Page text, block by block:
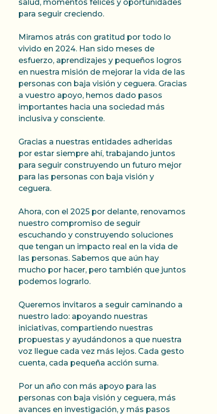
salud, momentos felices y oportunidades
para seguir creciendo.
Miramos atrás con gratitud por todo lo
vivido en 2024. Han sido meses de
esfuerzo, aprendizajes y pequeños logros
en nuestra misión de mejorar la vida de las
personas con baja visión y ceguera. Gracias
a vuestro apoyo, hemos dado pasos
importantes hacia una sociedad más
inclusiva y consciente.
Gracias a nuestras entidades adheridas
por estar siempre ahí, trabajando juntos
para seguir construyendo un futuro mejor
para las personas con baja visión y
ceguera.
Ahora, con el 2025 por delante, renovamos
nuestro compromiso de seguir
escuchando y construyendo soluciones
que tengan un impacto real en la vida de
las personas. Sabemos que aún hay
mucho por hacer, pero también que juntos
podemos lograrlo.
Queremos invitaros a seguir caminando a
nuestro lado: apoyando nuestras
iniciativas, compartiendo nuestras
propuestas y ayudándonos a que nuestra
voz llegue cada vez más lejos. Cada gesto
cuenta, cada pequeña acción suma.
Por un año con más apoyo para las
personas con baja visión y ceguera, más
avances en investigación, y más pasos